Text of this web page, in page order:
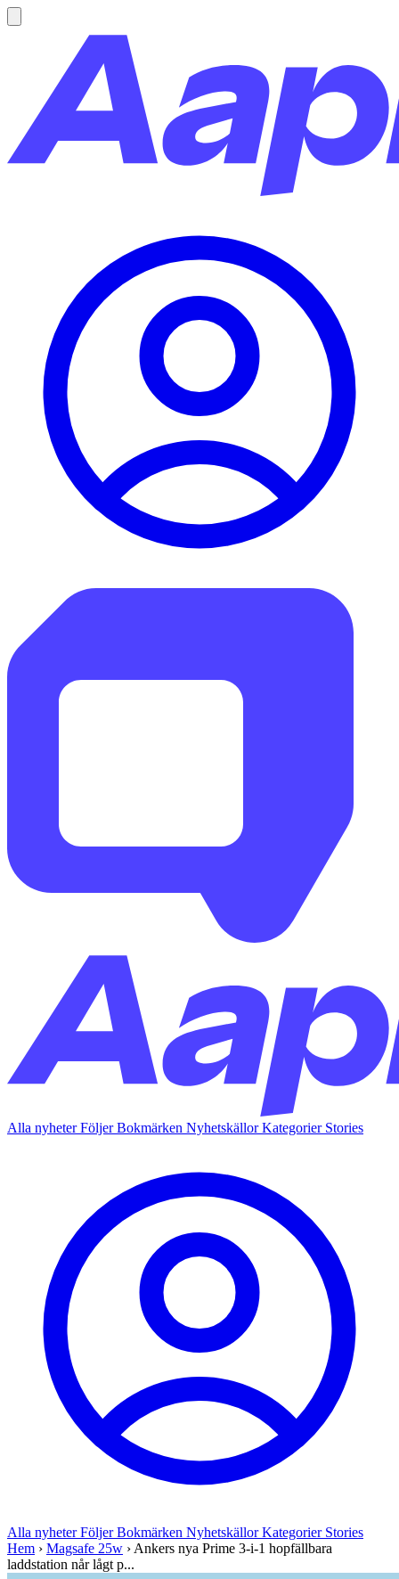
Alla nyheterFöljerBokmärken NyhetskällorKategorier Stories
Alla nyheterFöljerBokmärken NyhetskällorKategorier Stories
Hem › Magsafe 25w › Ankers nya Prime 3-i-1 hopfällbara
laddstation når lågt p...